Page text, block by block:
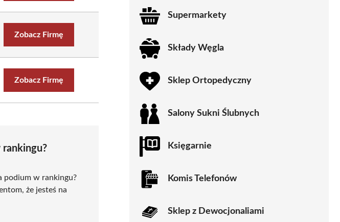
Zobacz Firmę
Zobacz Firmę
rankingu?
podium w rankingu?
że jesteś na
Supermarkety
Składy Węgla
Sklep Ortopedyczny
Salony Sukni Ślubnych
Księgarnie
Komis Telefonów
Sklep z Dewocjonaliami